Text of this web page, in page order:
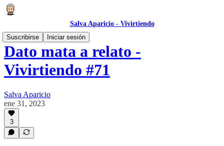
Salva Aparicio - Vivirtiendo
Suscribirse
Iniciar sesión
Dato mata a relato -
Vivirtiendo #71
Salva Aparicio
ene 31, 2023
3